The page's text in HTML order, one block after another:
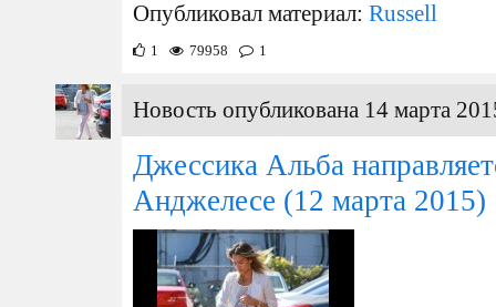
Опубликовал материал: Russell
1 79958 1
Новость опубликована 14 марта
Джессика Альба
Анджелесе (12 марта 2015)